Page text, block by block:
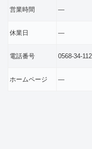
営業時間 ―
休業日 ―
電話番号 0568-34-
ホームページ ―